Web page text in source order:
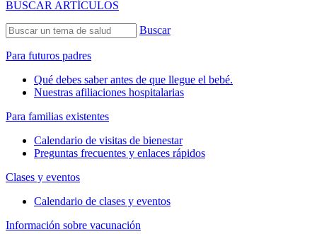
BUSCAR ARTÍCULOS
Buscar
Para futuros padres
Qué debes saber antes de que llegue el bebé.
Nuestras afiliaciones hospitalarias
Para familias existentes
Calendario de visitas de bienestar
Preguntas frecuentes y enlaces rápidos
Clases y eventos
Calendario de clases y eventos
Información sobre vacunación